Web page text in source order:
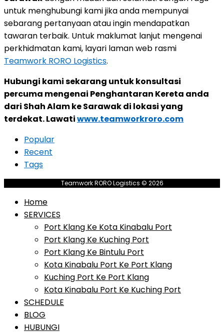
untuk menghubungi kami jika anda mempunyai
sebarang pertanyaan atau ingin mendapatkan
tawaran terbaik. Untuk maklumat lanjut mengenai
perkhidmatan kami, layari laman web rasmi
Teamwork RORO Logistics.
Hubungi kami sekarang untuk konsultasi
percuma mengenai Penghantaran Kereta anda
dari Shah Alam ke Sarawak di lokasi yang
terdekat. Lawatiwww.teamworkroro.com
Popular
Recent
Tags
Teamwork RORO Logistics © 2026
Home
SERVICES
Port Klang Ke Kota Kinabalu Port
Port Klang Ke Kuching Port
Port Klang Ke Bintulu Port
Kota Kinabalu Port Ke Port Klang
Kuching Port Ke Port Klang
Kota Kinabalu Port Ke Kuching Port
SCHEDULE
BLOG
HUBUNGI